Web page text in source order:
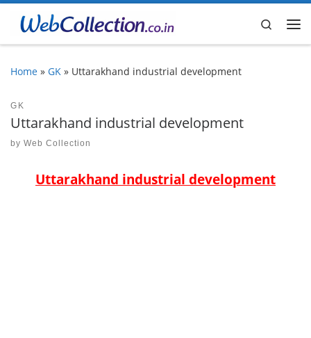
Skip to content
Search
Home » GK » Uttarakhand industrial development
GK
Uttarakhand industrial development
by Web Collection
Uttarakhand industrial development